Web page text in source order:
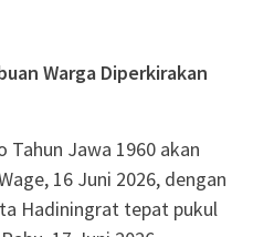
Warga Diperkirakan
Tahun Jawa 1960 akan
16 Juni 2026, dengan
Hadiningrat tepat pukul